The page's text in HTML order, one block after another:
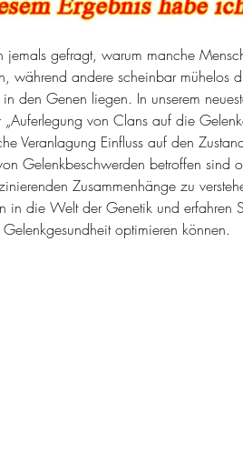
jemals gefragt, warum manche
während andere scheinbar mühelos
den Genen liegen. In unserem
„Auferlegung von Clans auf die
Veranlagung Einfluss auf den
Gelenkbeschwerden betroffen sind
Zusammenhänge zu
in die Welt der Genetik und erfahren
optimieren können.